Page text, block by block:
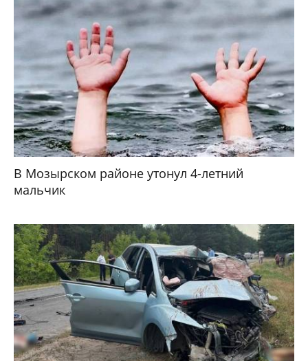
В Мозырском районе утонул 4-летний
мальчик